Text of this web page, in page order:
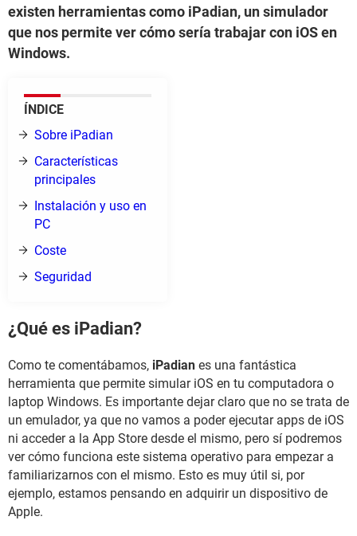
existen herramientas como iPadian, un simulador
que nos permite ver cómo sería trabajar con iOS en
Windows.
ÍNDICE
Sobre iPadian
Características
principales
Instalación y uso en
PC
Coste
Seguridad
¿Qué es iPadian?
Como te comentábamos, iPadian es una fantástica
herramienta que permite simular iOS en tu computadora o
laptop Windows. Es importante dejar claro que no se trata de
un emulador, ya que no vamos a poder ejecutar apps de iOS
ni acceder a la App Store desde el mismo, pero sí podremos
ver cómo funciona este sistema operativo para empezar a
familiarizarnos con el mismo. Esto es muy útil si, por
ejemplo, estamos pensando en adquirir un dispositivo de
Apple.